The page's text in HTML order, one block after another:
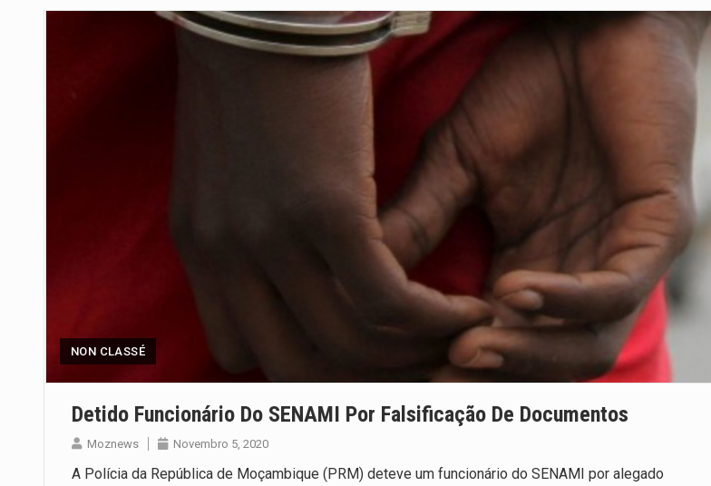
A descoberta representa um marco para a astronomia moderna. Embora…
Segundo as autoridades canadianas, mais de 200 incêndios florestais continuam…
De acordo com as autoridades de saúde da Faixa de…
Um dos casos mais graves envolveu a residência de Sam…
A cidade de Bunia, capital da província de Ituri, tornou-se…
O Senado dos Estados Unidos aprovou, no dia 7 de…
Legislação, renomeada em homenagem ao falecido senador Lindsey Graham, foi…
NON CLASSÉ
Detido Funcionário Do SENAMI Por Falsificação De Documentos
Moznews Novembro 5, 2020
A Polícia da República de Moçambique (PRM) deteve um funcionário do SENAMI por alegado